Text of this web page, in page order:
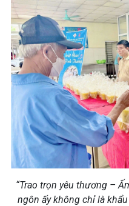
“Trao trọn yêu thương –
ngôn ấy không chỉ là